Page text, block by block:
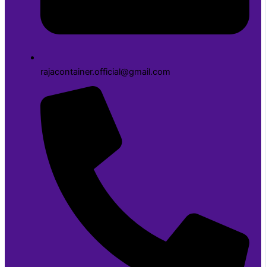
rajacontainer.official@gmail.com